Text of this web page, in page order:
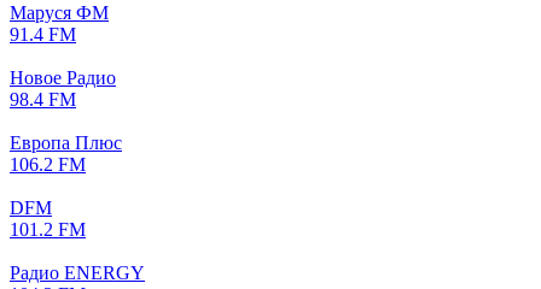
Маруся ФМ
91.4 FM
Новое Радио
98.4 FM
Европа Плюс
106.2 FM
DFM
101.2 FM
Радио ENERGY